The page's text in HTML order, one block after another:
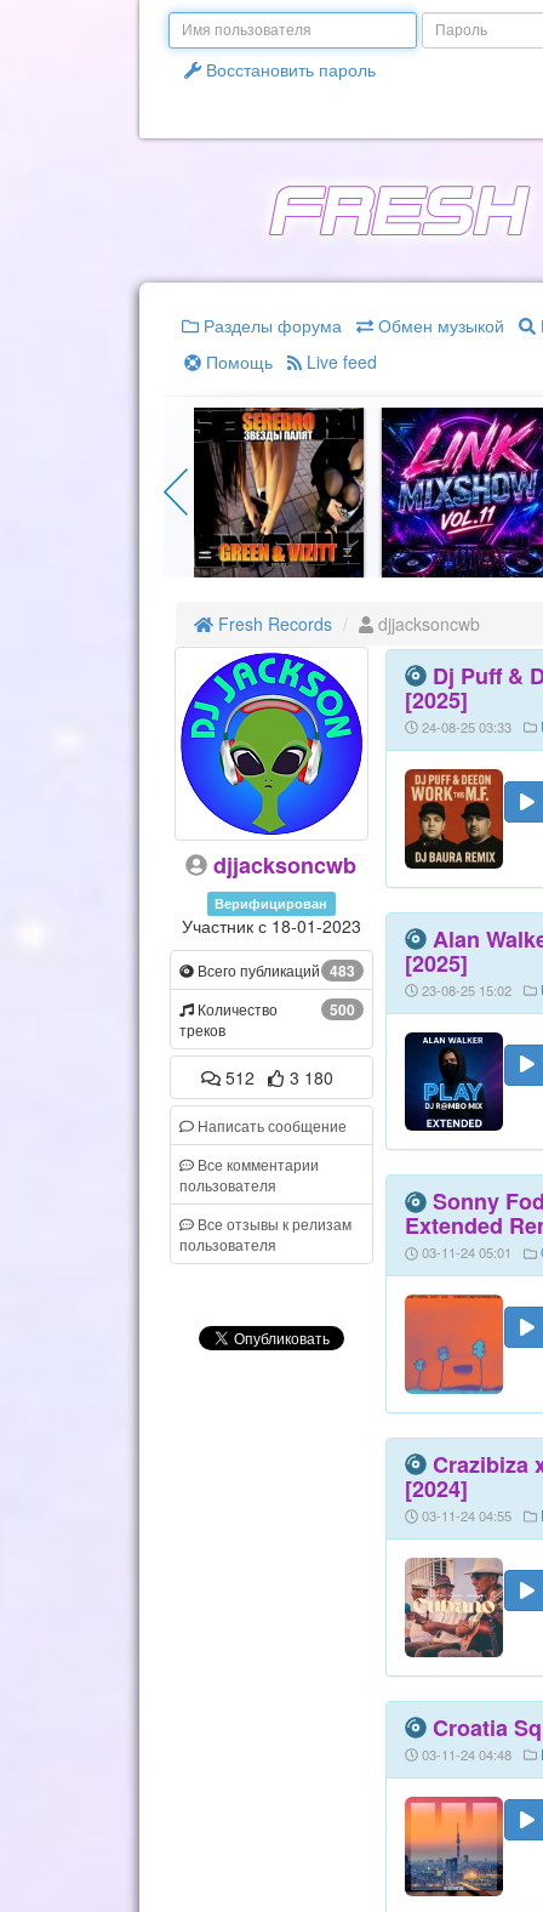
Email
Пароль
Восстановить пароль
Разделы форума Обмен музыкой
Помощь
Live feed
Fresh Records djjacksoncwb
djjacksoncwb
Верифицирован
Участник с 18-01-2023
483
Всего публикаций
500
Количество
треков
512 3 180
Написать сообщение
Все комментарии
пользователя
Все отзывы к релизам
пользователя
Dj Puff &
[2025]
24-08-25 03:33
Alan
[2025]
23-08-25 15:02
Sonny
Extended
03-11-24 05:01
Crazibiza
[2024]
03-11-24 04:55
Croatia
03-11-24 04:48